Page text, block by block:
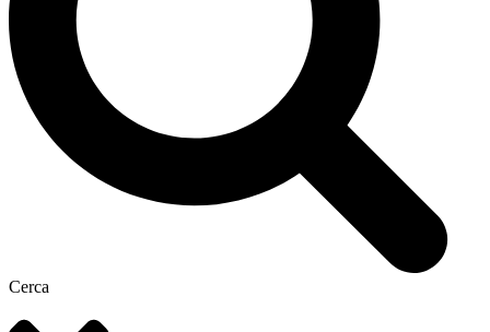
Cerca